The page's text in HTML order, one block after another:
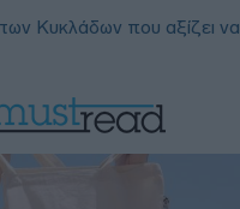
Κυκλάδων που αξίζει να